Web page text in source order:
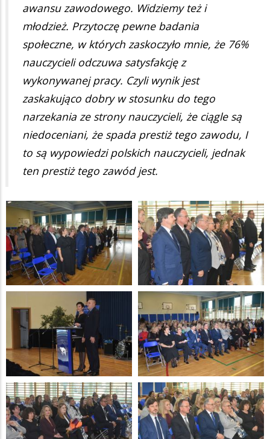
awansu zawodowego. Widziemy też i
młodzież. Przytoczę pewne badania
społeczne, w których zaskoczyło mnie, że 76%
nauczycieli odczuwa satysfakcję z
wykonywanej pracy. Czyli wynik jest
zaskakująco dobry w stosunku do tego
narzekania ze strony nauczycieli, że ciągle są
niedoceniani, że spada prestiż tego zawodu, I
to są wypowiedzi polskich nauczycieli, jednak
ten prestiż tego zawód jest.